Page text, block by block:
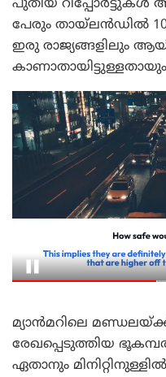
പുതിയ റിപ്പോർട്ടുകൾ
പേരും തായ്‌ലൻഡിൽ 10
ഇരു രാജ്യങ്ങളിലും
കാണാതായിട്ടുള്ളതായും
മ്യാൻമറിലെ
രേഖപ്പെടുത്തിയ
ഏതാനും